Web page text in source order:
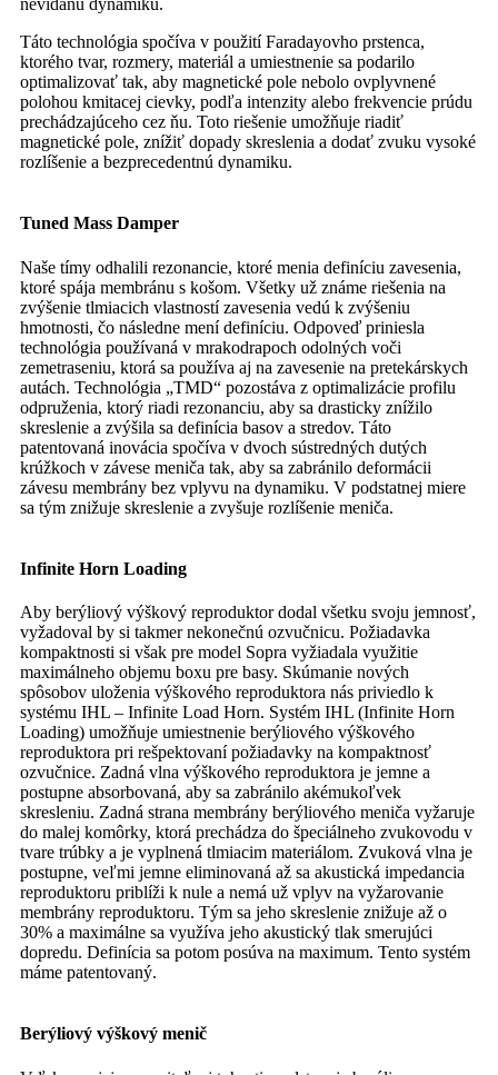
nevídanú dynamiku.
Táto technológia spočíva v použití Faradayovho prstenca,
ktorého tvar, rozmery, materiál a umiestnenie sa podarilo
optimalizovať tak, aby magnetické pole nebolo ovplyvnené
polohou kmitacej cievky, podľa intenzity alebo frekvencie prúdu
prechádzajúceho cez ňu. Toto riešenie umožňuje riadiť
magnetické pole, znížiť dopady skreslenia a dodať zvuku vysoké
rozlíšenie a bezprecedentnú dynamiku.
Tuned Mass Damper
Naše tímy odhalili rezonancie, ktoré menia definíciu zavesenia,
ktoré spája membránu s košom. Všetky už známe riešenia na
zvýšenie tlmiacich vlastností zavesenia vedú k zvýšeniu
hmotnosti, čo následne mení definíciu. Odpoveď priniesla
technológia používaná v mrakodrapoch odolných voči
zemetraseniu, ktorá sa používa aj na zavesenie na pretekárskych
autách. Technológia „TMD“ pozostáva z optimalizácie profilu
odpruženia, ktorý riadi rezonanciu, aby sa drasticky znížilo
skreslenie a zvýšila sa definícia basov a stredov. Táto
patentovaná inovácia spočíva v dvoch sústredných dutých
krúžkoch v závese meniča tak, aby sa zabránilo deformácii
závesu membrány bez vplyvu na dynamiku. V podstatnej miere
sa tým znižuje skreslenie a zvyšuje rozlíšenie meniča.
Infinite Horn Loading
Aby berýliový výškový reproduktor dodal všetku svoju jemnosť,
vyžadoval by si takmer nekonečnú ozvučnicu. Požiadavka
kompaktnosti si však pre model Sopra vyžiadala využitie
maximálneho objemu boxu pre basy. Skúmanie nových
spôsobov uloženia výškového reproduktora nás priviedlo k
systému IHL – Infinite Load Horn. Systém IHL (Infinite Horn
Loading) umožňuje umiestnenie berýliového výškového
reproduktora pri rešpektovaní požiadavky na kompaktnosť
ozvučnice. Zadná vlna výškového reproduktora je jemne a
postupne absorbovaná, aby sa zabránilo akémukoľvek
skresleniu. Zadná strana membrány berýliového meniča vyžaruje
do malej komôrky, ktorá prechádza do špeciálneho zvukovodu v
tvare trúbky a je vyplnená tlmiacim materiálom. Zvuková vlna je
postupne, veľmi jemne eliminovaná až sa akustická impedancia
reproduktoru priblíži k nule a nemá už vplyv na vyžarovanie
membrány reproduktoru. Tým sa jeho skreslenie znižuje až o
30% a maximálne sa využíva jeho akustický tlak smerujúci
dopredu. Definícia sa potom posúva na maximum. Tento systém
máme patentovaný.
Berýliový výškový menič